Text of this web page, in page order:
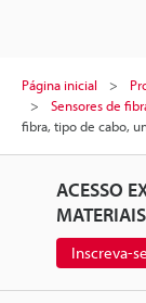
Página inicial
Sensores de
fibra, tipo de cabo,
ACESSO
Inscreva-